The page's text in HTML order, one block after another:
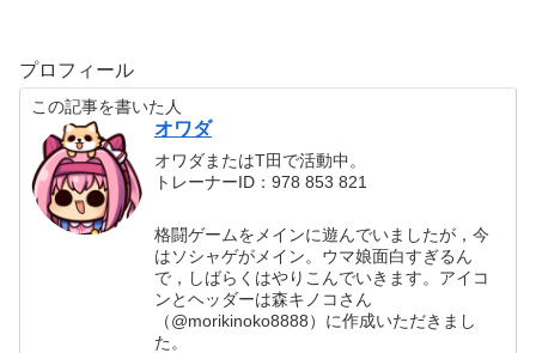
プロフィール
この記事を書いた人
オワダ
オワダまたはT田で活動中。
トレーナーID：978 853 821
格闘ゲームをメインに遊んでいましたが，今
はソシャゲがメイン。ウマ娘面白すぎるん
で，しばらくはやりこんでいきます。アイコ
ンとヘッダーは森キノコさん
（@morikinoko8888）に作成いただきまし
た。